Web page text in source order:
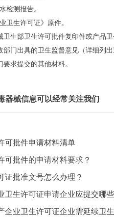
检测报告。
卫生许可证》原件。
卫生部卫生许可批件复印件或产品卫
部门出具的卫生监督意见（详细列
要求提交的其他材料。
器械信息可以经常关注我们
可批件申请材料清单
可批件的申请材料要求？
证批准文号怎么办理？
卫生许可证申请企业应提交哪
企业卫生许可证企业需延续卫